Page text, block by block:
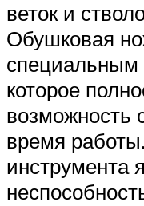
веток и
Обушковая
специальным
которое
возможность
время
инструмента